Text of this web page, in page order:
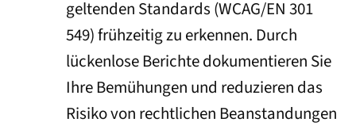
geltenden Standards (WCAG/EN 301
549) frühzeitig zu erkennen. Durch
lückenlose Berichte dokumentieren Sie
Ihre Bemühungen und reduzieren das
Risiko von rechtlichen Beanstandungen